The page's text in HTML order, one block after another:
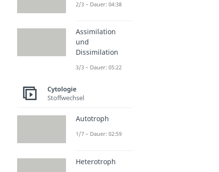
2/3 – Dauer: 04:38
Assimilation
und
Dissimilation
3/3 – Dauer: 05:22
Cytologie
Stoffwechsel
Autotroph
1/7 – Dauer: 02:59
Heterotroph